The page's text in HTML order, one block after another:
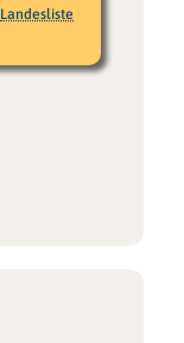
Landesliste